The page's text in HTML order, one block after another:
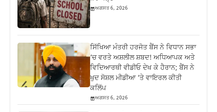
ਅਗਸਤ 6, 2026
ਸਿੱਖਿਆ ਮੰਤਰੀ ਹਰਜੋਤ ਬੈਂਸ ਨੇ ਵਿਧਾਨ ਸਭਾ
‘ਚ ਵਰਤੇ ਅਸ਼ਲੀਲ ਸ਼ਬਦ! ਅਧਿਆਪਕ ਅਤੇ
ਵਿਦਿਆਰਥੀ ਵੀਡੀਓ ਦੇਖ ਕੇ ਹੈਰਾਨ; ਬੈਂਸ ਨੇ
ਖੁਦ ਸੋਸ਼ਲ ਮੀਡੀਆ ‘ਤੇ ਵਾਇਰਲ ਕੀਤੀ
ਕਲਿੱਪ
ਅਗਸਤ 6, 2026